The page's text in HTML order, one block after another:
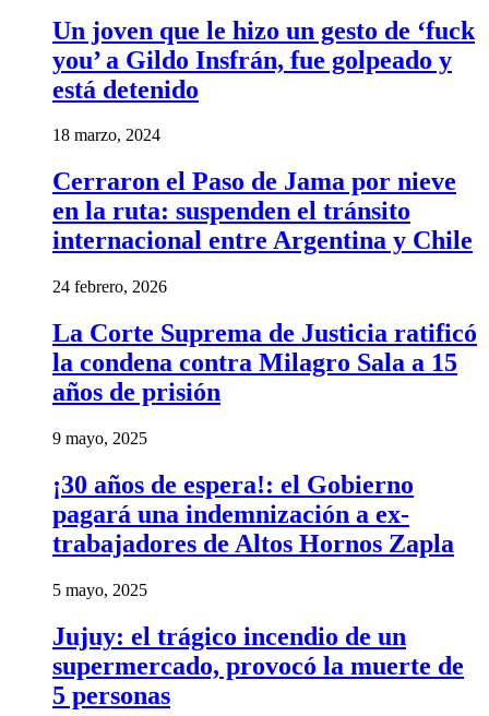
Un joven que le hizo un gesto de ‘fuck
you’ a Gildo Insfrán, fue golpeado y
está detenido
18 marzo, 2024
Cerraron el Paso de Jama por nieve
en la ruta: suspenden el tránsito
internacional entre Argentina y Chile
24 febrero, 2026
La Corte Suprema de Justicia ratificó
la condena contra Milagro Sala a 15
años de prisión
9 mayo, 2025
¡30 años de espera!: el Gobierno
pagará una indemnización a ex-
trabajadores de Altos Hornos Zapla
5 mayo, 2025
Jujuy: el trágico incendio de un
supermercado, provocó la muerte de
5 personas